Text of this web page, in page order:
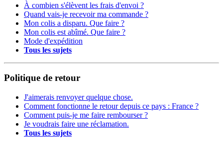
À combien s'élèvent les frais d'envoi ?
Quand vais-je recevoir ma commande ?
Mon colis a disparu. Que faire ?
Mon colis est abîmé. Que faire ?
Mode d'expédition
Tous les sujets
Politique de retour
J'aimerais renvoyer quelque chose.
Comment fonctionne le retour depuis ce pays : France ?
Comment puis-je me faire rembourser ?
Je voudrais faire une réclamation.
Tous les sujets